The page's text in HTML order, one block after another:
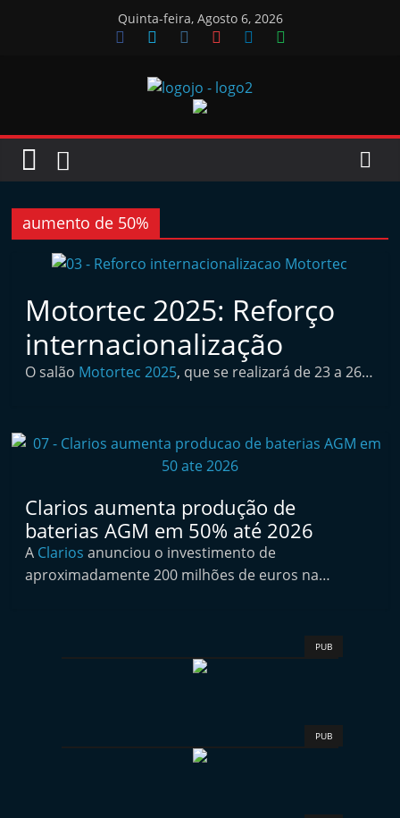
Quinta-feira, Agosto 6, 2026
Jornal
Oficinas
n
a
n
p
e
n
aumento de 50%
Motortec 2025: Reforço
internacionalização
O salão Motortec 2025, que se realizará de 23 a 26…
Clarios aumenta produção de
baterias AGM em 50% até 2026
A Clarios anunciou o investimento de
aproximadamente 200 milhões de euros na…
PUB
PUB